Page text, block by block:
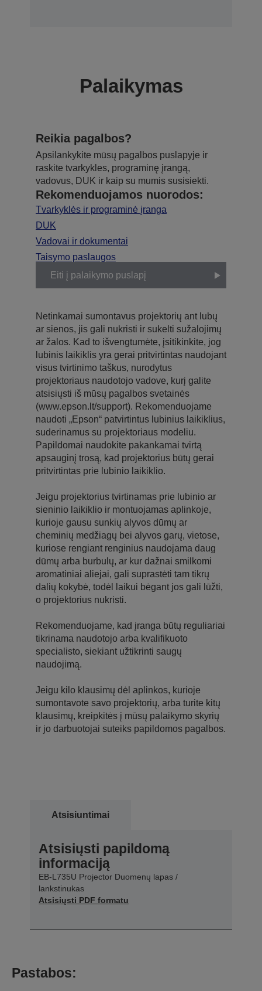
Palaikymas
Reikia pagalbos?
Apsilankykite mūsų pagalbos puslapyje ir
raskite tvarkykles, programinę įrangą,
vadovus, DUK ir kaip su mumis susisiekti.
Rekomenduojamos nuorodos:
Tvarkyklės ir programinė įranga
DUK
Vadovai ir dokumentai
Taisymo paslaugos
Eiti į palaikymo puslapį
Netinkamai sumontavus projektorių ant lubų
ar sienos, jis gali nukristi ir sukelti sužalojimų
ar žalos. Kad to išvengtumėte, įsitikinkite, jog
lubinis laikiklis yra gerai pritvirtintas naudojant
visus tvirtinimo taškus, nurodytus
projektoriaus naudotojo vadove, kurį galite
atsisiųsti iš mūsų pagalbos svetainės
(www.epson.lt/support). Rekomenduojame
naudoti „Epson“ patvirtintus lubinius laikiklius,
suderinamus su projektoriaus modeliu.
Papildomai naudokite pakankamai tvirtą
apsauginį trosą, kad projektorius būtų gerai
pritvirtintas prie lubinio laikiklio.
Jeigu projektorius tvirtinamas prie lubinio ar
sieninio laikiklio ir montuojamas aplinkoje,
kurioje gausu sunkių alyvos dūmų ar
cheminių medžiagų bei alyvos garų, vietose,
kuriose rengiant renginius naudojama daug
dūmų arba burbulų, ar kur dažnai smilkomi
aromatiniai aliejai, gali suprastėti tam tikrų
dalių kokybė, todėl laikui bėgant jos gali lūžti,
o projektorius nukristi.
Rekomenduojame, kad įranga būtų reguliariai
tikrinama naudotojo arba kvalifikuoto
specialisto, siekiant užtikrinti saugų
naudojimą.
Jeigu kilo klausimų dėl aplinkos, kurioje
sumontavote savo projektorių, arba turite kitų
klausimų, kreipkitės į mūsų palaikymo skyrių
ir jo darbuotojai suteiks papildomos pagalbos.
Atsisiuntimai
Atsisiųsti papildomą
informaciją
EB-L735U Projector Duomenų lapas /
lankstinukas
Atsisiųsti PDF formatu
Pastabos: